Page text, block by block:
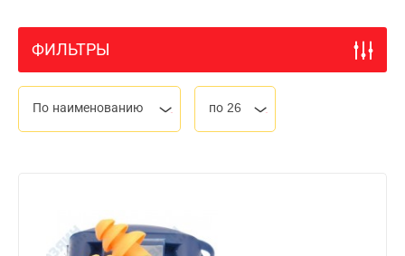
ФИЛЬТРЫ
По наименованию по 26